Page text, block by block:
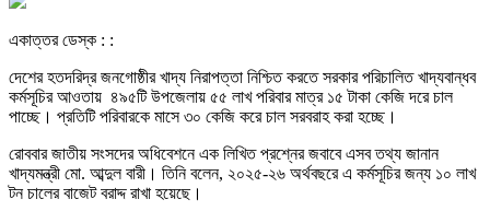
একাত্তর ডেস্ক : :
দেশের হতদরিদ্র জনগোষ্ঠীর খাদ্য নিরাপত্তা নিশ্চিত করতে সরকার পরিচালিত খাদ্যবান্ধব
কর্মসূচির আওতায় ৪৯৫টি উপজেলায় ৫৫ লাখ পরিবার মাত্র ১৫ টাকা কেজি দরে চাল
পাচ্ছে। প্রতিটি পরিবারকে মাসে ৩০ কেজি করে চাল সরবরাহ করা হচ্ছে।
রোববার জাতীয় সংসদের অধিবেশনে এক লিখিত প্রশ্নের জবাবে এসব তথ্য জানান
খাদ্যমন্ত্রী মো. আব্দুল বারী। তিনি বলেন, ২০২৫-২৬ অর্থবছরে এ কর্মসূচির জন্য ১০ লাখ
টন চালের বাজেট বরাদ্দ রাখা হয়েছে।